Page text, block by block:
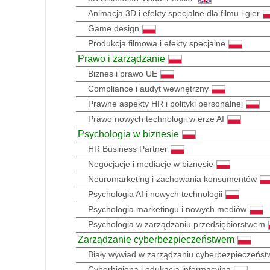
Animacja 3D i efekty specjalne dla filmu i gier
Game design
Produkcja filmowa i efekty specjalne
Prawo i zarządzanie
Biznes i prawo UE
Compliance i audyt wewnętrzny
Prawne aspekty HR i polityki personalnej
Prawo nowych technologii w erze AI
Psychologia w biznesie
HR Business Partner
Negocjacje i mediacje w biznesie
Neuromarketing i zachowania konsumentów
Psychologia AI i nowych technologii
Psychologia marketingu i nowych mediów
Psychologia w zarządzaniu przedsiębiorstwem
Zarządzanie cyberbezpieczeństwem
Biały wywiad w zarządzaniu